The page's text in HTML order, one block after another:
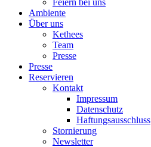
Feiern bei uns
Ambiente
Über uns
Kethees
Team
Presse
Presse
Reservieren
Kontakt
Impressum
Datenschutz
Haftungsausschluss
Stornierung
Newsletter